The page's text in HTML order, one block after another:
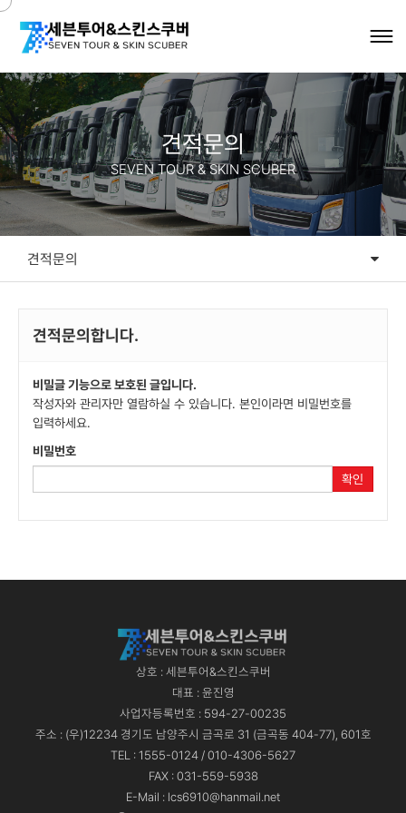
견적문의
SEVEN TOUR & SKIN SCUBER
견적문의
견적문의합니다.
비밀글 기능으로 보호된 글입니다.
작성자와 관리자만 열람하실 수 있습니다. 본인이라면 비밀번호를
입력하세요.
비밀번호
확인
상호 : 세븐투어&스킨스쿠버
대표 : 윤진영
사업자등록번호 : 594-27-00235
주소 : (우)12234 경기도 남양주시 금곡로 31 (금곡동 404-77), 601호
TEL : 1555-0124 / 010-4306-5627
FAX : 031-559-5938
E-Mail : lcs6910@hanmail.net